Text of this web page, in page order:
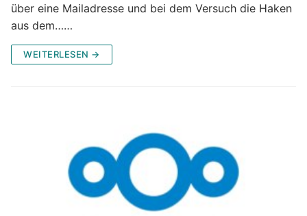
über eine Mailadresse und bei dem Versuch die Haken
aus dem……
WEITERLESEN →